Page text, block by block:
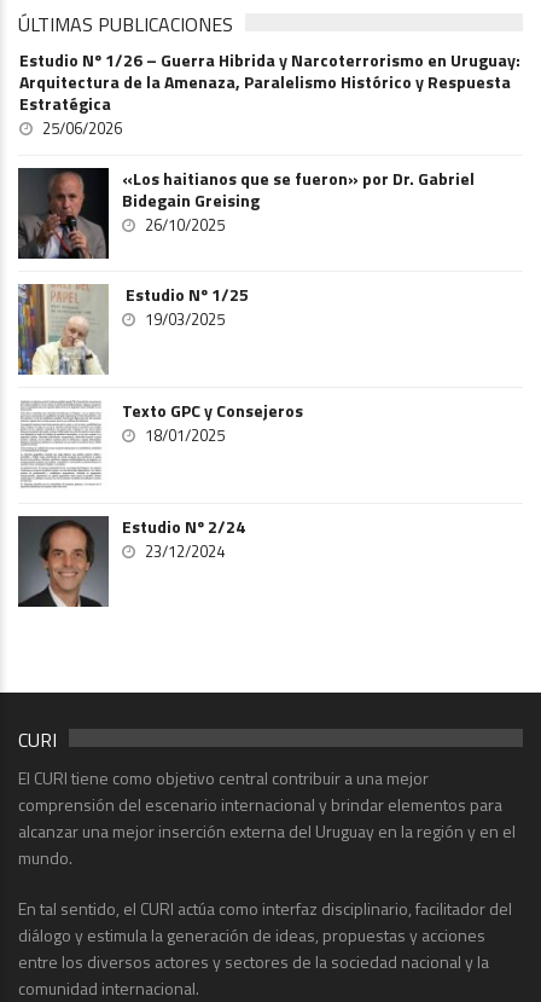
ÚLTIMAS PUBLICACIONES
Estudio Nº 1/26 – Guerra Hibrida y Narcoterrorismo en Uruguay:
Arquitectura de la Amenaza, Paralelismo Histórico y Respuesta
Estratégica
25/06/2026
«Los haitianos que se fueron» por Dr. Gabriel
Bidegain Greising
26/10/2025
Estudio Nº 1/25
19/03/2025
Texto GPC y Consejeros
18/01/2025
Estudio Nº 2/24
23/12/2024
CURI
El CURI tiene como objetivo central contribuir a una mejor
comprensión del escenario internacional y brindar elementos para
alcanzar una mejor inserción externa del Uruguay en la región y en el
mundo.
En tal sentido, el CURI actúa como interfaz disciplinario, facilitador del
diálogo y estimula la generación de ideas, propuestas y acciones
entre los diversos actores y sectores de la sociedad nacional y la
comunidad internacional.